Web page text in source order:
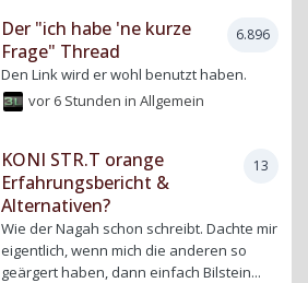
6.896
Der "ich habe 'ne kurze
Frage" Thread
Den Link wird er wohl benutzt haben.
vor 6 Stunden inAllgemein
13
KONI STR.T orange
Erfahrungsbericht &
Alternativen?
Wie der Nagah schon schreibt. Dachte mir
eigentlich, wenn mich die anderen so
geärgert haben, dann einfach Bilstein...